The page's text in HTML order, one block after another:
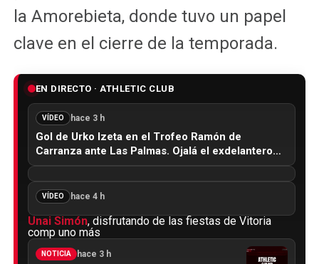
la Amorebieta, donde tuvo un papel
clave en el cierre de la temporada.
EN DIRECTO · ATHLETIC CLUB
VÍDEO hace 3 h
Gol de Urko Izeta en el Trofeo Ramón de
Carranza ante Las Palmas. Ojalá el exdelantero…
VÍDEO hace 4 h
Unai Simón, disfrutando de las fiestas de Vitoria
comp uno más
NOTICIA hace 3 h